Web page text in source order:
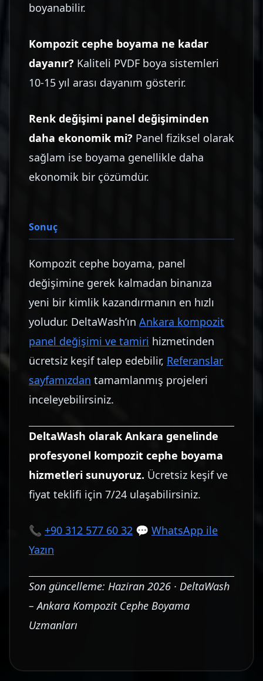
boyanabilir.
Kompozit cephe boyama ne kadar
dayanır? Kaliteli PVDF boya sistemleri
10-15 yıl arası dayanım gösterir.
Renk değişimi panel değişiminden
daha ekonomik mi? Panel fiziksel olarak
sağlam ise boyama genellikle daha
ekonomik bir çözümdür.
Sonuç
Kompozit cephe boyama, panel
değişimine gerek kalmadan binanıza
yeni bir kimlik kazandırmanın en hızlı
yoludur. DeltaWash’ın Ankara kompozit
panel değişimi ve tamiri hizmetinden
ücretsiz keşif talep edebilir, Referanslar
sayfamızdan tamamlanmış projeleri
inceleyebilirsiniz.
DeltaWash olarak Ankara genelinde
profesyonel kompozit cephe boyama
hizmetleri sunuyoruz. Ücretsiz keşif ve
fiyat teklifi için 7/24 ulaşabilirsiniz.
📞 +90 312 577 60 32 💬 WhatsApp ile
Yazın
Son güncelleme: Haziran 2026 · DeltaWash
– Ankara Kompozit Cephe Boyama
Uzmanları